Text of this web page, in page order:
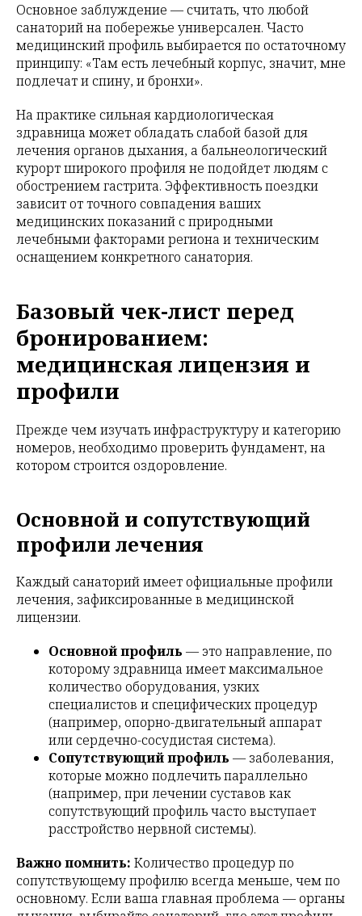
Основное заблуждение — считать, что любой
санаторий на побережье универсален. Часто
медицинский профиль выбирается по остаточному
принципу: «Там есть лечебный корпус, значит, мне
подлечат и спину, и бронхи».
На практике сильная кардиологическая
здравница может обладать слабой базой для
лечения органов дыхания, а бальнеологический
курорт широкого профиля не подойдет людям с
обострением гастрита. Эффективность поездки
зависит от точного совпадения ваших
медицинских показаний с природными
лечебными факторами региона и техническим
оснащением конкретного санатория.
Базовый чек-лист перед
бронированием:
медицинская лицензия и
профили
Прежде чем изучать инфраструктуру и категорию
номеров, необходимо проверить фундамент, на
котором строится оздоровление.
Основной и сопутствующий
профили лечения
Каждый санаторий имеет официальные профили
лечения, зафиксированные в медицинской
лицензии.
Основной профиль — это направление, по
которому здравница имеет максимальное
количество оборудования, узких
специалистов и специфических процедур
(например, опорно-двигательный аппарат
или сердечно-сосудистая система).
Сопутствующий профиль — заболевания,
которые можно подлечить параллельно
(например, при лечении суставов как
сопутствующий профиль часто выступает
расстройство нервной системы).
Важно помнить: Количество процедур по
сопутствующему профилю всегда меньше, чем по
основному. Если ваша главная проблема — органы